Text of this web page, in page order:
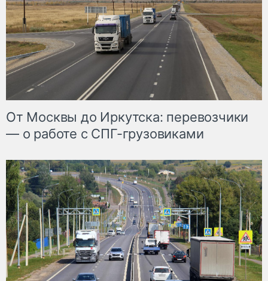
От Москвы до Иркутска: перевозчики
— о работе с СПГ-грузовиками